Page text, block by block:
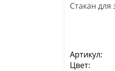
Стакан для
Артикул:
Цвет: